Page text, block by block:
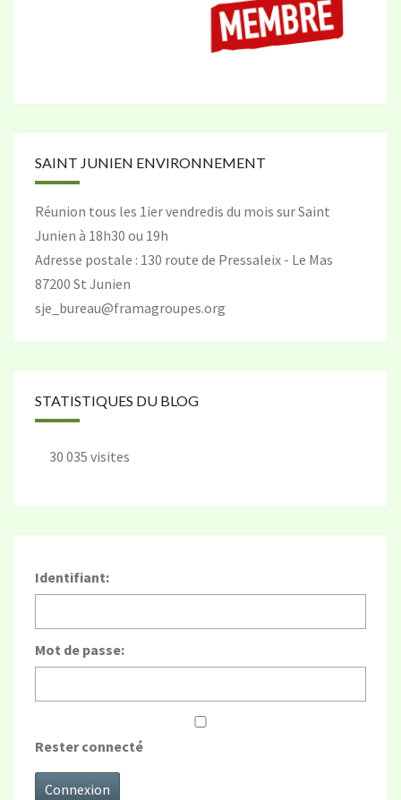
SAINT JUNIEN ENVIRONNEMENT
Réunion tous les 1ier vendredis du mois sur Saint
Junien à 18h30 ou 19h
Adresse postale : 130 route de Pressaleix - Le Mas
87200 St Junien
sje_bureau@framagroupes.org
STATISTIQUES DU BLOG
30 035 visites
Identifiant:
Mot de passe:
Rester connecté
Connexion